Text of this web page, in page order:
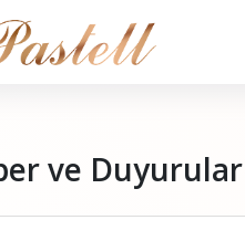
ve Duyurular